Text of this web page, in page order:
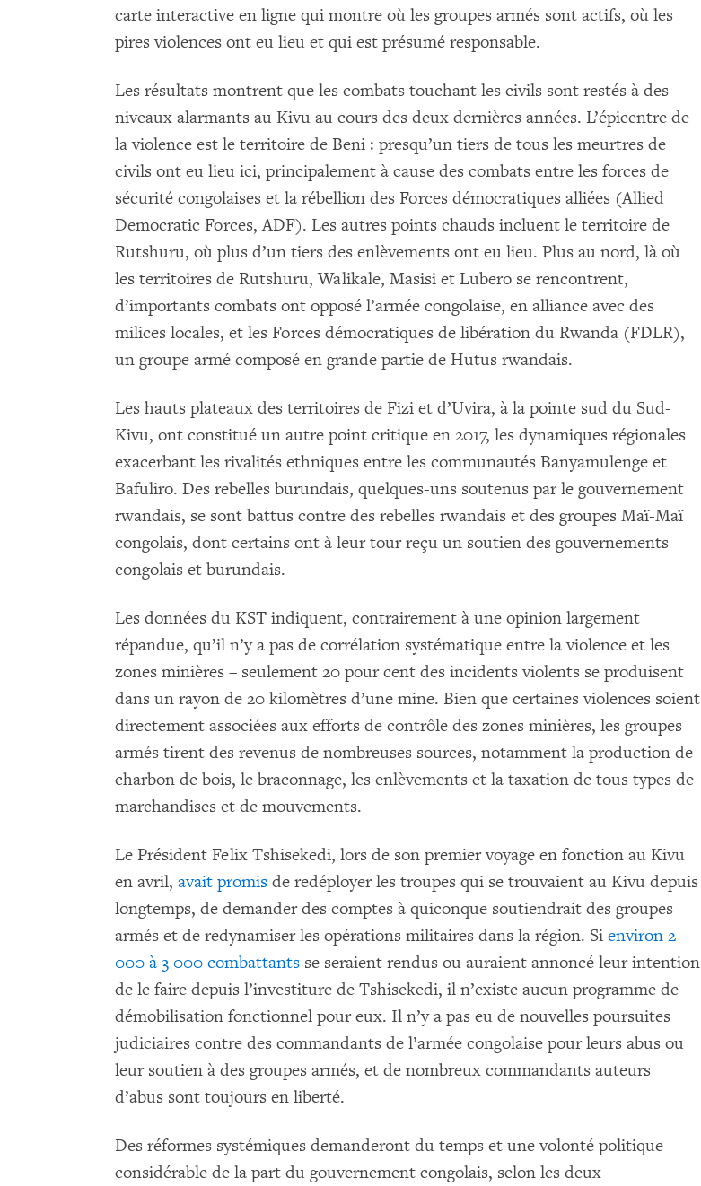
carte interactive en ligne qui montre où les groupes armés sont actifs, où les
pires violences ont eu lieu et qui est présumé responsable.
Les résultats montrent que les combats touchant les civils sont restés à des
niveaux alarmants au Kivu au cours des deux dernières années. L’épicentre de
la violence est le territoire de Beni : presqu’un tiers de tous les meurtres de
civils ont eu lieu ici, principalement à cause des combats entre les forces de
sécurité congolaises et la rébellion des Forces démocratiques alliées (Allied
Democratic Forces, ADF). Les autres points chauds incluent le territoire de
Rutshuru, où plus d’un tiers des enlèvements ont eu lieu. Plus au nord, là où
les territoires de Rutshuru, Walikale, Masisi et Lubero se rencontrent,
d’importants combats ont opposé l’armée congolaise, en alliance avec des
milices locales, et les Forces démocratiques de libération du Rwanda (FDLR),
un groupe armé composé en grande partie de Hutus rwandais.
Les hauts plateaux des territoires de Fizi et d’Uvira, à la pointe sud du Sud-
Kivu, ont constitué un autre point critique en 2017, les dynamiques régionales
exacerbant les rivalités ethniques entre les communautés Banyamulenge et
Bafuliro. Des rebelles burundais, quelques-uns soutenus par le gouvernement
rwandais, se sont battus contre des rebelles rwandais et des groupes Maï-Maï
congolais, dont certains ont à leur tour reçu un soutien des gouvernements
congolais et burundais.
Les données du KST indiquent, contrairement à une opinion largement
répandue, qu’il n’y a pas de corrélation systématique entre la violence et les
zones minières – seulement 20 pour cent des incidents violents se produisent
dans un rayon de 20 kilomètres d’une mine. Bien que certaines violences soient
directement associées aux efforts de contrôle des zones minières, les groupes
armés tirent des revenus de nombreuses sources, notamment la production de
charbon de bois, le braconnage, les enlèvements et la taxation de tous types de
marchandises et de mouvements.
Le Président Felix Tshisekedi, lors de son premier voyage en fonction au Kivu
en avril, avait promis de redéployer les troupes qui se trouvaient au Kivu depuis
longtemps, de demander des comptes à quiconque soutiendrait des groupes
armés et de redynamiser les opérations militaires dans la région. Si environ 2
000 à 3 000 combattants se seraient rendus ou auraient annoncé leur intention
de le faire depuis l’investiture de Tshisekedi, il n’existe aucun programme de
démobilisation fonctionnel pour eux. Il n’y a pas eu de nouvelles poursuites
judiciaires contre des commandants de l’armée congolaise pour leurs abus ou
leur soutien à des groupes armés, et de nombreux commandants auteurs
d’abus sont toujours en liberté.
Des réformes systémiques demanderont du temps et une volonté politique
considérable de la part du gouvernement congolais, selon les deux